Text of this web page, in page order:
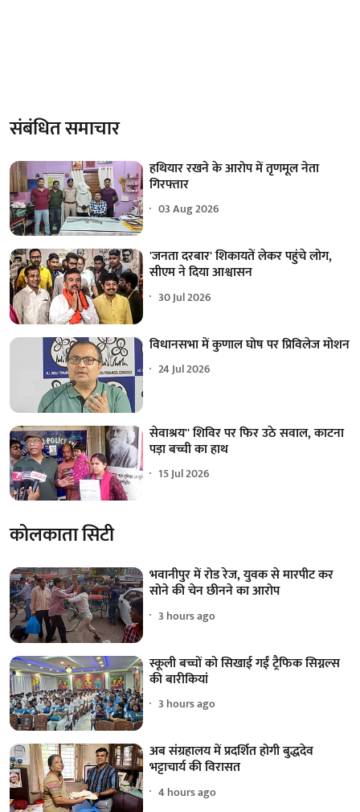
संबंधित समाचार
हथियार रखने के आरोप में तृणमूल नेता
गिरफ्तार
03 Aug 2026
'जनता दरबार' शिकायतें लेकर पहुंचे लोग,
सीएम ने दिया आश्वासन
30 Jul 2026
विधानसभा में कुणाल घोष पर प्रिविलेज मोशन
24 Jul 2026
सेवाश्रय'' शिविर पर फिर उठे सवाल, काटना
पड़ा बच्ची का हाथ
15 Jul 2026
कोलकाता सिटी
भवानीपुर में रोड रेज, युवक से मारपीट कर
सोने की चेन छीनने का आरोप
3 hours ago
स्कूली बच्चों को सिखाई गईं ट्रैफिक सिग्नल्स
की बारीकियां
3 hours ago
अब संग्रहालय में प्रदर्शित होगी बुद्धदेव
भट्टाचार्य की विरासत
4 hours ago